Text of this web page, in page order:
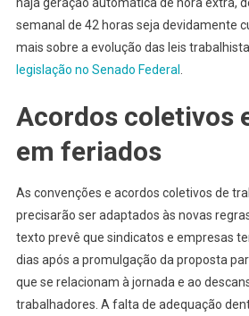
semanal de 42 horas seja devidamente
mais sobre a evolução das leis
legislação no Senado Federal
Acordos coletivos
em feriados
As convenções e acordos coletivos de
precisarão ser adaptados às novas
texto prevê que sindicatos e empresas
dias após a promulgação da proposta
que se relacionam à jornada e ao
trabalhadores. A falta de adequação